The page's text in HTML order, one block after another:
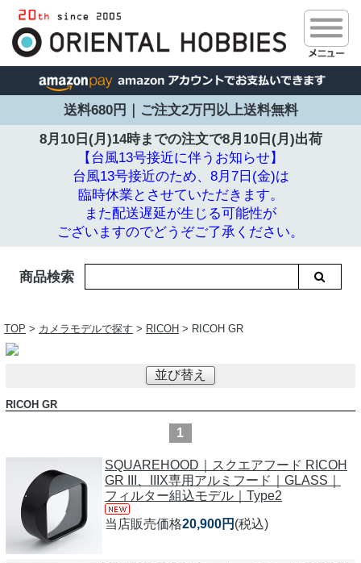
送料680円｜ご注文2万円以上送料無料
8月10日(月)14時までの注文で8月10日(月)出荷
【台風13号接近に伴うお知らせ】
台風13号接近のため、8月7日(金)は
臨時休業とさせていただきます。
また配送遅延が生じる可能性が
ございますのでどうぞご了承ください。
商品検索
TOP > カメラモデルで探す > RICOH > RICOH GR
並び替え
RICOH GR
1
SQUAREHOOD｜スクエアフード RICOH
GR III、IIIX専用アルミフード｜GLASS｜
フィルター組込モデル｜Type2
当店販売価格20,900円 (税込)